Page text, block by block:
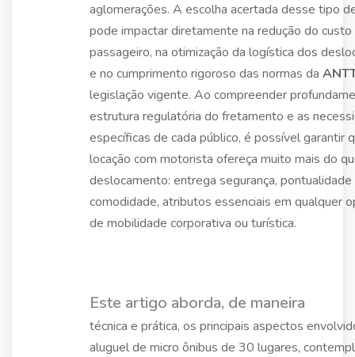
aglomerações. A escolha acertada desse tipo
pode impactar diretamente na redução do
passageiro, na otimização da logística dos
e no cumprimento rigoroso das normas da
legislação vigente. Ao compreender
estrutura regulatória do fretamento e as
específicas de cada público, é possível garantir
locação com motorista ofereça muito mais do
deslocamento: entrega segurança, pontualidade
comodidade, atributos essenciais em qualquer
de mobilidade corporativa ou turística.
Este artigo aborda, de maneira
técnica e prática, os principais aspectos
aluguel de micro ônibus de 30 lugares,